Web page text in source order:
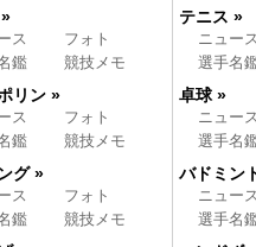
ス
フォト
鑑
競技メモ
リン »
ス
フォト
鑑
競技メモ
グ »
ス
フォト
鑑
競技メモ
テニス »
ニュース
選手名
卓球 »
ニュース
選手名
バドミン
ニュース
選手名